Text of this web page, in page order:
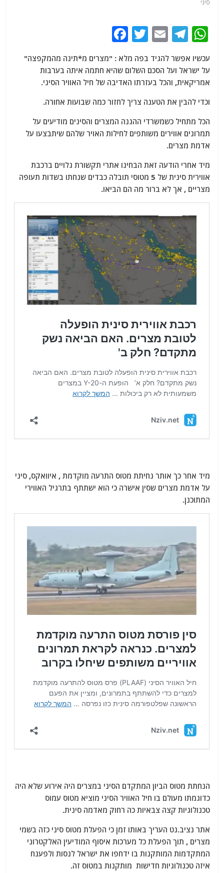
W
at
s
A
p
p
T
e
g
ra
m
E
m
ai
l
T
itt
er
F
a
c
e
b
o
o
עכשיו אפשר להגיד בפה מלא : "מצרים מ*תינה מהמקפצה"
על ישראל ועל הסכם השלום שהיא חתמה איתה בערבות
אמריקאית, והכל בעזרתו האדיבה של חיל האוויר הסיני.
וכדי להבין את הטענה צריך לחזור כמה שבועות אחורה.
הכל מתחיל כשמשרדי ההגנה המצרים והסינים מודיעים על
תמרונים אווירים משותפים לחילות האויר שלהם שיתבצעו על
אדמת מצרים.
מיד אחרי הודעה זאת הבחינו אתרי תקשורת גלויים ברכבת
אווירית סינית של 5 מטוסי תובלה כבדים שנחתו בשדות תעופה
מצריים , אך לא ברור מה הם הביאו.
מיד אחר כך אותר נחיתת מטוס התרעה מוקדמת , איוואקס, סיני
על אדמת מצרים שסין אישרה כי הוא ישתתף בתרגיל האווירי
המתוכנן.
הנחתת מטוס הביון המתקדם הסיני במצרים היה אירוע שלא היה
כדוגמתו מעולם בו חיל האוויר הסיני מוציא מטוס עמוס
טכנולוגיות קצה צבאיות כה רחוק מאדמה סינית.
אתר נציב.נט העריך באותו זמן כי הפעלת מטוס סיני כזה בשמי
מצרים , תוך הפעלת כל מערכות איסוף המודיעין האלקטרוני
המתקדמות המותקנות בו ידחפו את ישראל לנסות ולפענח
איזה טכנולוגיות חדישות מותקנות במטוס זה.